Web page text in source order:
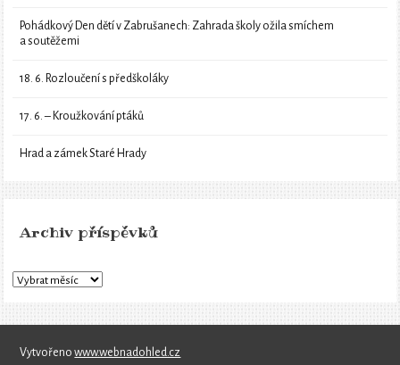
Pohádkový Den dětí v Zabrušanech: Zahrada školy ožila smíchem
a soutěžemi
18. 6. Rozloučení s předškoláky
17. 6. – Kroužkování ptáků
Hrad a zámek Staré Hrady
Archiv příspěvků
Vytvořenowww.webnadohled.cz